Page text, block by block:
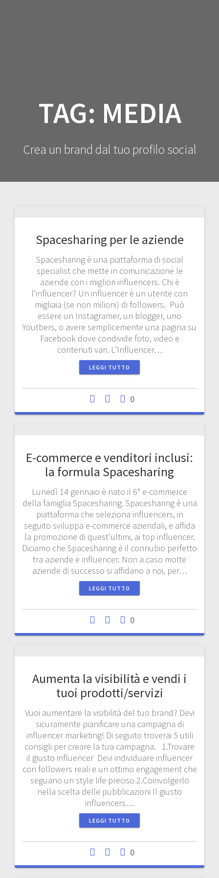
TAG: MEDIA
Crea un brand dal tuo profilo social
Spacesharing per le aziende
Spacesharing è una piattaforma di social
specialist che mette in comunicazione le
aziende con i migliori influencers. Chi è
l’influencer? Un influencer è un utente con
migliaia (se non milioni) di followers. Può
essere un Instagramer, un blogger, uno
Youtbers, o avere semplicemente una pagina su
Facebook dove condivide foto, video e
contenuti vari. L’Influencer…
LEGGI TUTTO
0
E-commerce e venditori inclusi:
la formula Spacesharing
Lunedì 14 gennaio è nato il 6° e-commerce
della famiglia Spacesharing. Spacesharing è una
piattaforma che seleziona influencers, in
seguito sviluppa e-commerce aziendali, e affida
la promozione di quest’ultimi, ai top influencer.
Diciamo che Spacesharing è il connubio perfetto
tra aziende e influencer. Non a caso molte
aziende di successo si affidano a noi, per…
LEGGI TUTTO
0
Aumenta la visibilità e vendi i
tuoi prodotti/servizi
Vuoi aumentare la visibilità del tuo brand? Devi
sicuramente pianificare una campagna di
influencer marketing! Di seguito troverai 5 utili
consigli per creare la tua campagna. 1.Trovare
il giusto influencer Devi individuare influencer
con followers reali e un ottimo engagement che
seguano un style life preciso 2.Coinvolgerlo
nella scelta delle pubblicazioni Il giusto
influencers…
LEGGI TUTTO
0